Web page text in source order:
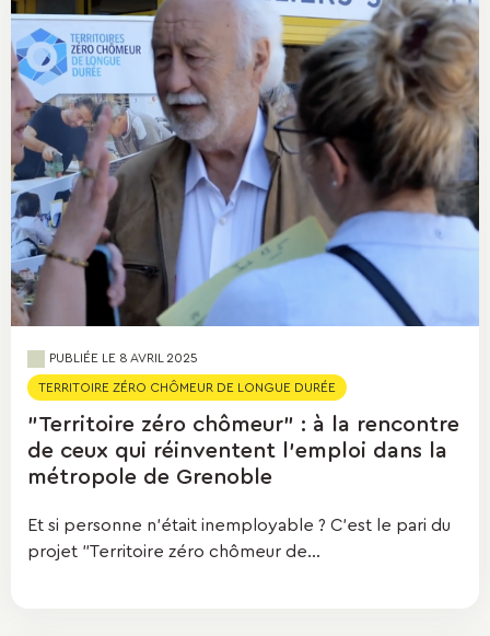
PUBLIÉE LE 8 AVRIL 2025
TERRITOIRE ZÉRO CHÔMEUR DE LONGUE DURÉE
"Territoire zéro chômeur" : à la rencontre
de ceux qui réinventent l'emploi dans la
métropole de Grenoble
Et si personne n’était inemployable ? C’est le pari du
projet "Territoire zéro chômeur de...